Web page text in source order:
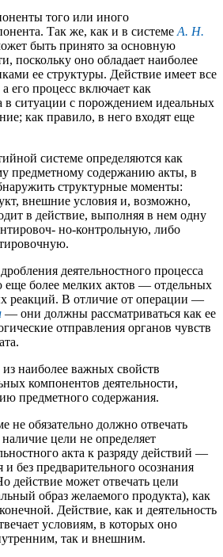
того или иного
Так же, как и в системе А. Н.
быть принято за основную
поскольку оно обладает наиболее
ее структуры. Действие имеет все
его процесс включает как
в ситуации с порождением идеальных
как правило, в него входят еще
системе определяются как
предметному содержанию акты, в
структурные моменты:
внешние условия и, возможно,
в действие, выполняя в нем одну
но-контрольную, либо
деятельностного процесса
более мелких актов — отдельных
реакций. В отличие от операции —
— они должны рассматриваться как ее
отправления органов чувств
наиболее важных свойств
компонентов деятельности,
предметного содержания.
не обязательно должно отвечать
цели не определяет
акта к разряду действий —
без предварительного осознания
действие может отвечать цели
образ желаемого продукта), как
Действие, как и деятельность
условиям, в которых оно
так и внешним.